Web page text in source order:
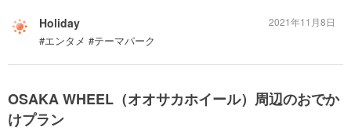
Holiday
#エンタメ #テーマパーク
2021年11月8日
OSAKA WHEEL（オオサカホイール）周辺のおでか
けプラン